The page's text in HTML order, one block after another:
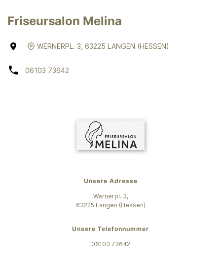
Friseursalon Melina
WERNERPL. 3 63225 LANGEN (HESSEN)
06103 73642
Unsere Adresse
Wernerpl. 3,
63225 Langen (Hessen)
Unsere Telefonnummer
06103 73642